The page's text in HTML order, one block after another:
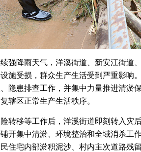
强降雨天气，洋溪街道、新安江街道
施受损，群众生产生活受到严重影响
隐患排查工作，并集中力量推进清淤
辖区正常生产生活秩序。
转移等工作后，洋溪街道即刻转入灾
开集中清淤、环境整治和全域消杀工
住宅内部淤积泥沙、村内主次道路残